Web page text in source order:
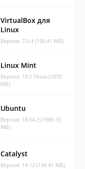
VirtualBox для
Linux
Версия: 7.0.4 (190.41 МБ)
Linux Mint
Версия: 19.1 Tessa (1870
МБ)
Ubuntu
Версия: 18.04.3 (1986.33
МБ)
Catalyst
Версия: 14.12 (148.41 МБ)